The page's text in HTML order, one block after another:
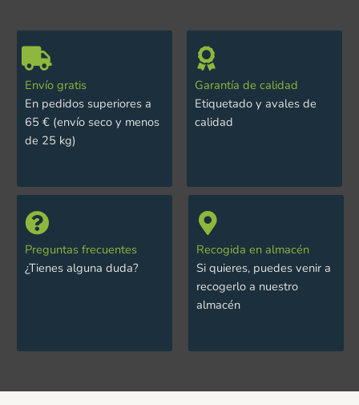
Envío gratis
En pedidos superiores a
65 € (envío seco y menos
de 25 kg)
Garantía de calidad
Etiquetado y avales de
calidad
Preguntas frecuentes
¿Tienes alguna duda?
Recogida en almacén
Si quieres, puedes venir a
recogerlo a nuestro
almacén